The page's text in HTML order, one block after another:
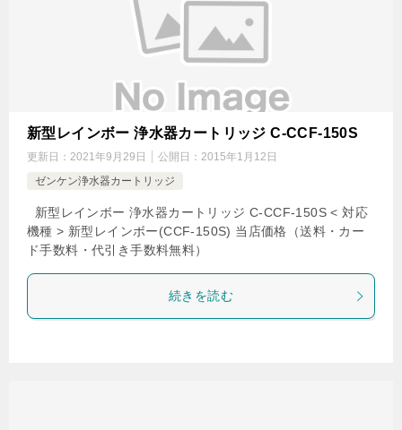
新型レインボー 浄水器カートリッジ C-CCF-150S
更新日： 2021年9月29日 公開日： 2015年1月12日
ゼンケン浄水器カートリッジ
新型レインボー 浄水器カートリッジ C-CCF-150S < 対応
機種 > 新型レインボー(CCF-150S) 当店価格（送料・カー
ド手数料・代引き手数料無料）
続きを読む